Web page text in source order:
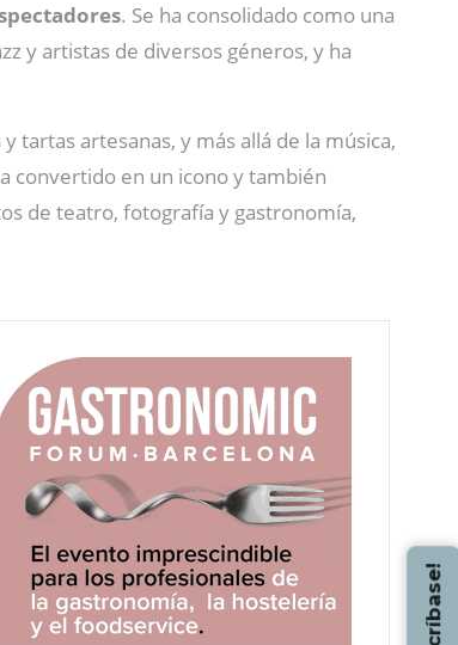
. Se ha consolidado como una
y artistas de diversos géneros, y ha
tartas artesanas, y más allá de la música,
convertido en un icono y también
de teatro, fotografía y gastronomía,